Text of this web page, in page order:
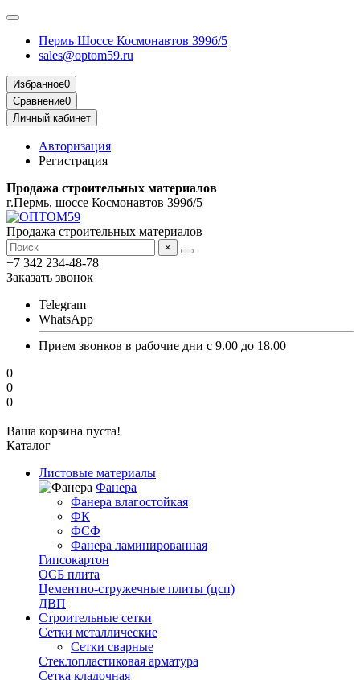
Пермь Шоссе Космонавтов 399б/5
sales@optom59.ru
Избранное0
Сравнение0
Личный кабинет
Авторизация
Регистрация
Продажа строительных материалов
г.Пермь, шоссе Космонавтов 399б/5
Продажа строительных материалов
×
+7 342 234-48-78
Заказать звонок
Telegram
WhatsApp
Прием звонков в рабочие дни с 9.00 до 18.00
0
0
0
Ваша корзина пуста!
Каталог
Листовые материалы
Фанера
Фанера влагостойкая
ФК
ФСФ
Фанера ламинированная
Гипсокартон
ОСБ плита
Цементно-стружечные плиты (цсп)
ДВП
Строительные сетки
Сетки металлические
Сетки сварные
Стеклопластиковая арматура
Сетка кладочная